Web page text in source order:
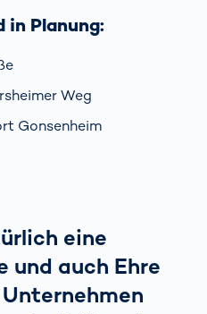
in Planung:
Weg
Gonsenheim
eine
und auch Ehre